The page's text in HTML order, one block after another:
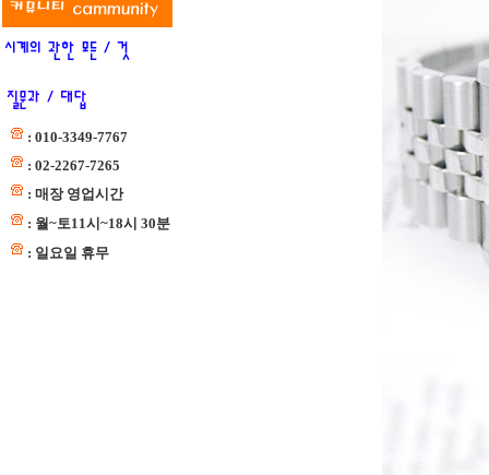
: 010-3349-7767
: 02-2267-7265
: 매장 영업시간
: 월~토11시~18시 30분
: 일요일 휴무